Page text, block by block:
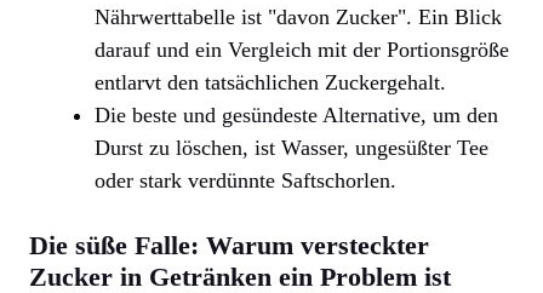
Nährwerttabelle ist "davon Zucker". Ein Blick
darauf und ein Vergleich mit der Portionsgröße
entlarvt den tatsächlichen Zuckergehalt.
Die beste und gesündeste Alternative, um den
Durst zu löschen, ist Wasser, ungesüßter Tee
oder stark verdünnte Saftschorlen.
Die süße Falle: Warum versteckter
Zucker in Getränken ein Problem ist